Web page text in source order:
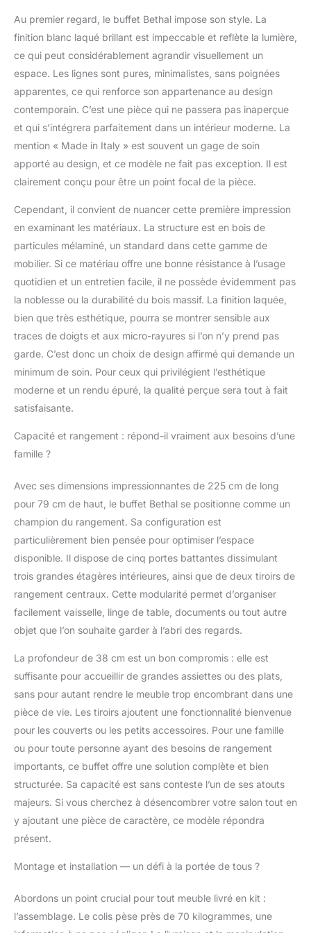
multifonctionnel est
parfait pour décorer la
salle à manger , salon,
couloir, entrée ou
soigneusement
vaisselle, verres,
nappes, couverts,
livres, documents ou
MADE IN ITALY -
L'article est produit en
matériaux et la plus
grande qualité et
attention aux détails -
La finesse des
production est
synonyme de fiabilité,
de solidité et de
raffinement pour un
précieux - La
certification Made in
Italy est une garantie
réglementations de
Accessoire
d'ameublement
polyvalent, conçu pour
une intégration facile
- Emballage résistant,
conçu pour le
commerce électronique
- Matériau: Panneau
Polypropylène -
Informations
supplémentaires:
Démonté - Certifié FSC
- Produit réalisé en
panneau de particules
mélaminé de 16 mm
résistant aux chocs et
aux rayures, durable et
imperméable - Avec
cinq portes battantes
internes - Fourni avec
pieds en bois en
anthracite - Charnières
métalliques
DIMENSIONS EN CM -
Au premier regard, le buffet Bethal impose son style. La
finition blanc laqué brillant est impeccable et reflète la lumière,
ce qui peut considérablement agrandir visuellement un
espace. Les lignes sont pures, minimalistes, sans poignées
apparentes, ce qui renforce son appartenance au design
contemporain. C’est une pièce qui ne passera pas inaperçue
et qui s’intégrera parfaitement dans un intérieur moderne. La
mention « Made in Italy » est souvent un gage de soin
apporté au design, et ce modèle ne fait pas exception. Il est
clairement conçu pour être un point focal de la pièce.
Cependant, il convient de nuancer cette première impression
en examinant les matériaux. La structure est en bois de
particules mélaminé, un standard dans cette gamme de
mobilier. Si ce matériau offre une bonne résistance à l’usage
quotidien et un entretien facile, il ne possède évidemment pas
la noblesse ou la durabilité du bois massif. La finition laquée,
bien que très esthétique, pourra se montrer sensible aux
traces de doigts et aux micro-rayures si l’on n’y prend pas
garde. C’est donc un choix de design affirmé qui demande un
minimum de soin. Pour ceux qui privilégient l’esthétique
moderne et un rendu épuré, la qualité perçue sera tout à fait
satisfaisante.
Capacité et rangement : répond-il vraiment aux besoins d’une
famille ?
Avec ses dimensions impressionnantes de 225 cm de long
pour 79 cm de haut, le buffet Bethal se positionne comme un
champion du rangement. Sa configuration est
particulièrement bien pensée pour optimiser l’espace
disponible. Il dispose de cinq portes battantes dissimulant
trois grandes étagères intérieures, ainsi que de deux tiroirs de
rangement centraux. Cette modularité permet d’organiser
facilement vaisselle, linge de table, documents ou tout autre
objet que l’on souhaite garder à l’abri des regards.
La profondeur de 38 cm est un bon compromis : elle est
suffisante pour accueillir de grandes assiettes ou des plats,
sans pour autant rendre le meuble trop encombrant dans une
pièce de vie. Les tiroirs ajoutent une fonctionnalité bienvenue
pour les couverts ou les petits accessoires. Pour une famille
ou pour toute personne ayant des besoins de rangement
importants, ce buffet offre une solution complète et bien
structurée. Sa capacité est sans conteste l’un de ses atouts
majeurs. Si vous cherchez à désencombrer votre salon tout en
y ajoutant une pièce de caractère, ce modèle répondra
présent.
Montage et installation — un défi à la portée de tous ?
Abordons un point crucial pour tout meuble livré en kit :
l’assemblage. Le colis pèse près de 70 kilogrammes, une